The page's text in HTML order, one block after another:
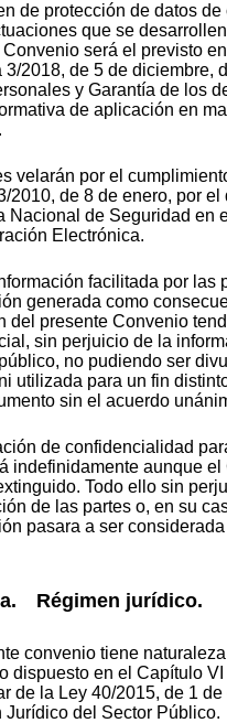
de protección de datos de
que se
Convenio será el previsto
3/2018, de 5 de diciembre,
y Garantía de los
de aplicación en
velarán por el
2010, de 8 de enero, por el
Nacional de Seguridad en
Electrónica.
facilitada por las
generada como
del presente Convenio
sin perjuicio de la
no pudiendo ser
utilizada para un fin
sin el acuerdo
de confidencialidad
indefinidamente aunque
Todo ello sin
de las partes o, en su
pasara a ser
Régimen jurídico.
convenio tiene
dispuesto en el Capítulo
de la Ley 40/2015, de 1
Jurídico del Sector Público.